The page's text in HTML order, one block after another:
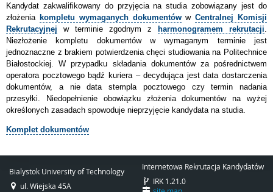
Kandydatzakwalifikowany do przyjęcia na studia zobowiązany jest do
złożenia kompletu wymaganych dokumentówwCentralnej Komisji
Rekrutacyjnej w terminie zgodnym z harmonogramem rekrutacji
Niezłożenie kompletu dokumentów w wymaganym terminie jest
jednoznaczne z brakiem potwierdzenia chęci studiowania na Politechnice
Białostockiej. W przypadku składania dokumentów za pośrednictwem
operatora pocztowego bądź kuriera – decydująca jest data dostarczenia
dokumentów, a nie data stempla pocztowego czy termin nadania
przesyłki. Niedopełnienie obowiązku złożenia dokumentów na wyżej
określonych zasadach spowoduje nieprzyjęcie kandydata na studia.
Komplet dokumentów
Bialystok University of Technology
ul. Wiejska 45A
Internetowa Rekrutacja Kandydatów
IRK 1.21.0